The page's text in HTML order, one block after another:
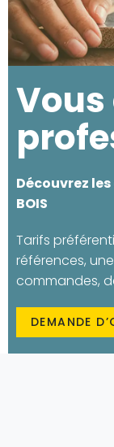
Vous
Découvrez
BOIS
Tarifs
références,
commandes,
DEMANDE